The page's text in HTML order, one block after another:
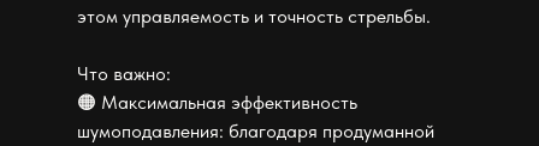
этом управляемость и точность стрельбы.
Что важно:
🟠 Максимальная эффективность
шумоподавления: благодаря продуманной